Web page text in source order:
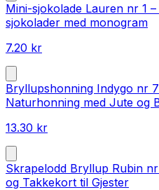
Mini-sjokolade Lauren nr 1
sjokolader med monogram
7.20 kr
Bryllupshonning Indygo nr
Naturhonning med Jute og
13.30 kr
Skrapelodd Bryllup Rubin
og Takkekort til Gjester